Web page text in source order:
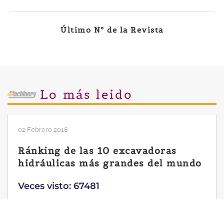
Último Nº de la Revista
Lo más leido
02 Febrero 2018
Ránking de las 10 excavadoras
hidráulicas más grandes del mundo
Veces visto: 67481